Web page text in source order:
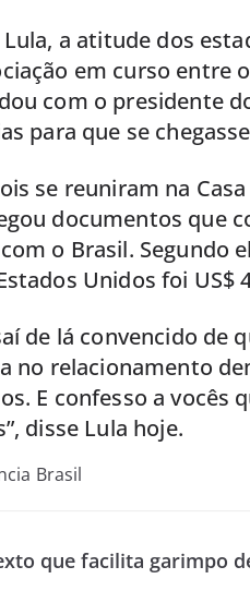
Lula, a atitude dos
em curso entre
com o presidente
para que se
se reuniram na
documentos que
com o Brasil. Segundo
Unidos foi US$
de lá convencido de
no relacionamento
E confesso a vocês
disse Lula hoje.
Brasil
que facilita garimpo